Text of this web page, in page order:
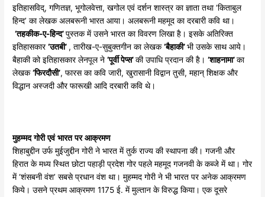
इतिहासविद्, गणितज्ञ, भूगोलवेत्ता, खगोल एवं दर्शन शास्त्र का ज्ञाता तथा ‘किताबुल
हिन्द’ का लेखक अलबरूनी भारत आया। अलबरूनी महमूद का दरबारी कवि था।
‘तहकीक-ए-हिन्द’पुस्तक में उसने भारत का विवरण लिखा है। इसके अतिरिक्त
इतिहासकार‘उतबी’ , तारीख-ए-सुबुक्तगीन का लेखक‘बैहाकी’भी उसके साथ आये।
बैहाकी को इतिहासकार लेनपूल ने‘पूर्वीपेप्स’की उपाधि प्रदान की है।‘शाहनामा’का
लेखक‘फिरदौसी’, फारस का कवि जारी, खुरासानी विद्वान तुसी, महान् शिक्षक और
विद्धान अस्जदी और फारूखी आदि दरबारी कवि थे।
मुहम्मद गोरी एवं भारत पर आक्रमण
शिहाबुद्दीन उर्फ मुईजुद्दीन गोरी ने भारत में तुर्क राज्य की स्थापना की। गजनी और
हिरात के मध्य स्थित छोटा पहाड़ी प्रदेश गोर पहले महमूद गजनवी के कब्जे में था। गोर
में ‘शंसबनी वंश’ सबसे प्रधान वंश था। मुहम्मद गोरी ने भी भारत पर अनेक आक्रमण
किये। उसने प्रथम आक्रमण 1175 ई. में मुल्तान के विरुद्ध किया। एक दूसरे